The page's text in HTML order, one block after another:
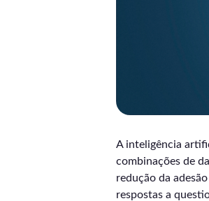
A inteligência
combinações de
redução da
respostas a